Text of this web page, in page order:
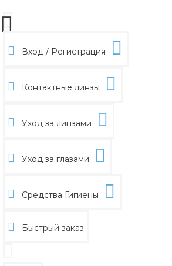
Вход / Регистрация
Контактные линзы
Уход за линзами
Уход за глазами
Средства Гигиены
Быстрый заказ